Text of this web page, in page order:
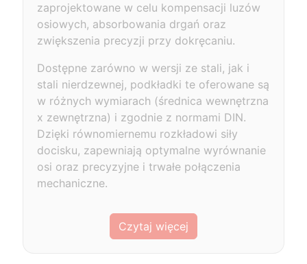
zaprojektowane w celu kompensacji luzów
osiowych, absorbowania drgań oraz
zwiększenia precyzji przy dokręcaniu.
Dostępne zarówno w wersji ze stali, jak i
stali nierdzewnej, podkładki te oferowane są
w różnych wymiarach (średnica wewnętrzna
x zewnętrzna) i zgodnie z normami DIN.
Dzięki równomiernemu rozkładowi siły
docisku, zapewniają optymalne wyrównanie
osi oraz precyzyjne i trwałe połączenia
mechaniczne.
Czytaj więcej